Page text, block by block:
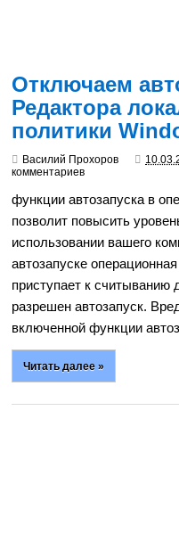
Отключаем
Редактора
политики
Василий Прохоров
комментариев
функции автозапуска в
позволит повысить
использовании вашего
автозапуске
приступает к считыванию
разрешен автозапуск.
включенной функции
Читать далее »